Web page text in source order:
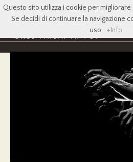
Questo sito utilizza i cookie per
Se decidi di continuare la navigazione
uso. +Info